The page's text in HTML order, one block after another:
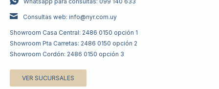
Consultas web: info@nyr.com.uy
Showroom Casa Central: 2486 0150 opción 1
Showroom Pta Carretas: 2486 0150 opción 2
Showroom Cordón: 2486 0150 opción 3
VER SUCURSALES